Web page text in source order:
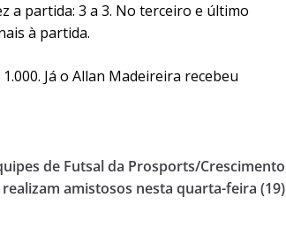
a partida: 3 a 3. No terceiro e último
à partida.
Já o Allan Madeireira recebeu
de Futsal da Prosports/Crescimento
realizam amistosos nesta quarta-feira (19)